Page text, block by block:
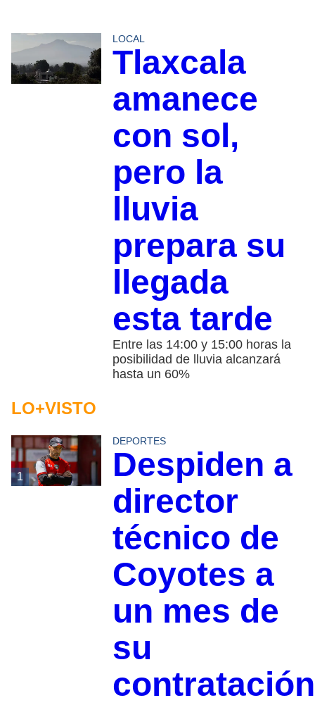
LOCAL
Tlaxcala
amanece
con sol,
pero la
lluvia
prepara su
llegada
esta tarde
Entre las 14:00 y 15:00 horas la
posibilidad de lluvia alcanzará
hasta un 60%
LO+VISTO
1
DEPORTES
Despiden a
director
técnico de
Coyotes a
un mes de
su
contratación